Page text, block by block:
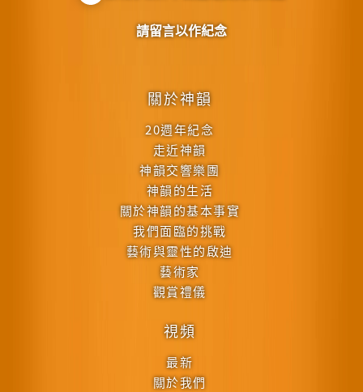
關於神韻
20週年紀念
走近神韻
神韻交響樂團
神韻的生活
關於神韻的基本事實
我們面臨的挑戰
藝術與靈性的啟迪
藝術家
觀賞禮儀
視頻
最新
關於我們
請留言以作紀念